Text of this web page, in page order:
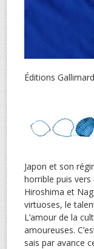
Éditions
Japon et son
horrible puis vers
Hiroshima et
virtuoses, le
L’amour de la
amoureuses.
sais par avance